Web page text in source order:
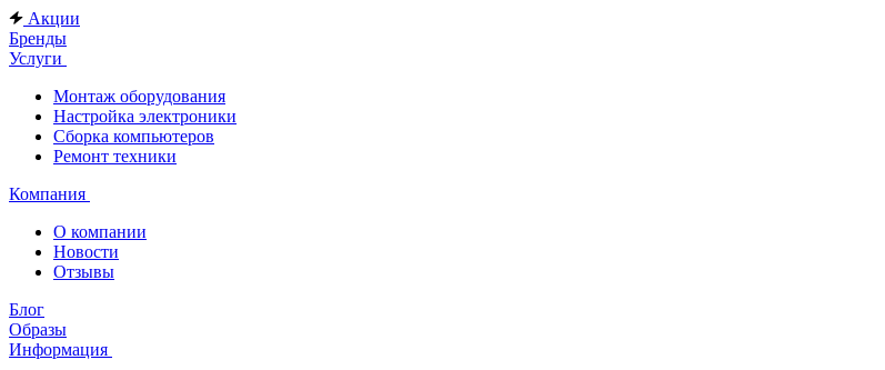
Акции
Бренды
Услуги
Монтаж оборудования
Настройка электроники
Сборка компьютеров
Ремонт техники
Компания
О компании
Новости
Отзывы
Блог
Образы
Информация